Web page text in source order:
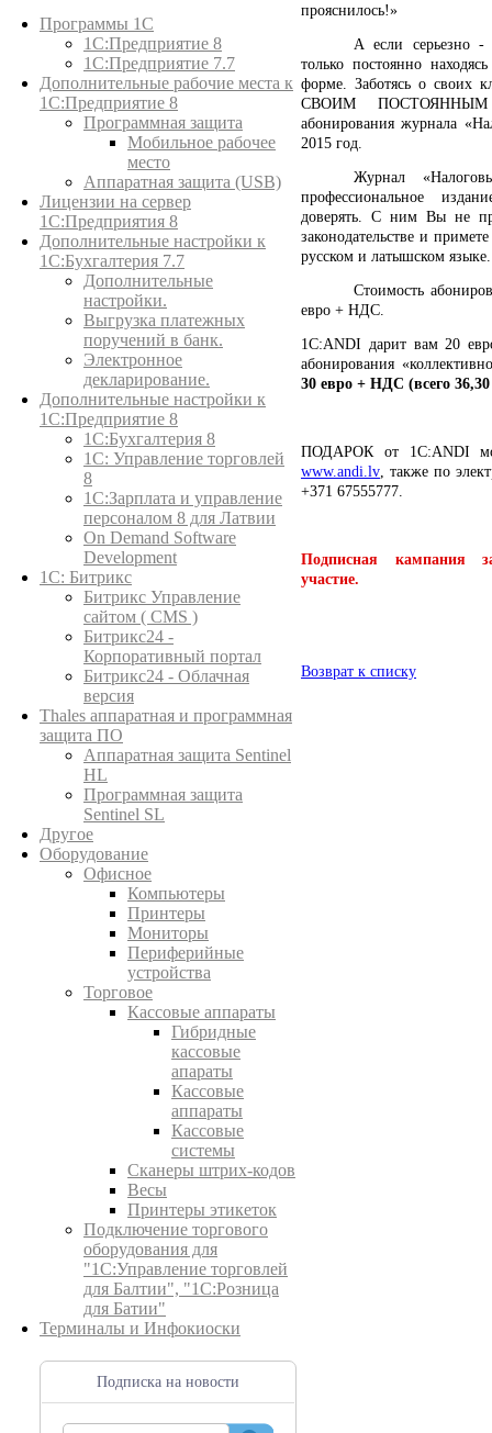
Программы 1С
1С:Предприятие 8
1С:Предприятие 7.7
Дополнительные рабочие места к
1С:Предприятие 8
Программная защита
Мобильное рабочее
место
Аппаратная защита (USB)
Лицензии на сервер
1С:Предприятия 8
Дополнительные настройки к
1С:Бухгалтерия 7.7
Дополнительные
настройки.
Выгрузка платежных
поручений в банк.
Электронное
декларирование.
Дополнительные настройки к
1С:Предприятие 8
1С:Бухгалтерия 8
1C: Управление торговлей
8
1С:Зарплата и управление
персоналом 8 для Латвии
On Demand Software
Development
1С: Битрикс
Битрикс Управление
сайтом ( CMS )
Битрикс24 -
Корпоративный портал
Битрикс24 - Облачная
версия
Thales аппаратная и программная
защита ПО
Аппаратная защита Sentinel
HL
Программная защита
Sentinel SL
Другое
Оборудование
Офисное
Компьютеры
Принтеры
Мониторы
Периферийные
устройства
Торговое
Кассовые аппараты
Гибридные
кассовые
апараты
Кассовые
аппараты
Кассовые
системы
Сканеры штрих-кодов
Весы
Принтеры этикеток
Подключение торгового
оборудования для
"1С:Управление торговлей
для Балтии", "1С:Розница
для Батии"
Терминалы и Инфокиоски
Подписка на новости
прояснилось!»
А если серьезно -
только постоянно
форме. Заботясь о своих
СВОИМ ПОСТОЯННЫМ
абонирования журнала
2015 год.
Журнал
профессиональное
доверять. С ним Вы не
законодательстве и
русском и латышском языке.
Стоимость
евро + НДС.
1C:ANDI дарит вам 20
абонирования
30 евро + НДС (всего
ПОДАРОК от 1C:ANDI
www.andi.lv , также по
+371 67555777.
Подписная кампания
участие.
Возврат к списку